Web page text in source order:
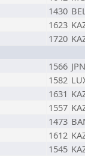
1430
1623
1720
1566 JPN
1582
1631
1557
1473
1612
1545